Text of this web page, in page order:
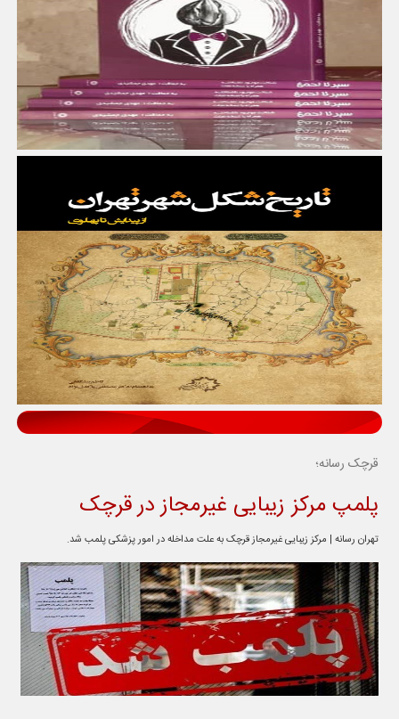
قرچک رسانه؛
پلمپ مرکز زیبایی غیرمجاز در قرچک
تهران رسانه | مرکز زیبایی غیرمجاز قرچک به علت مداخله در امور پزشکی پلمب شد.